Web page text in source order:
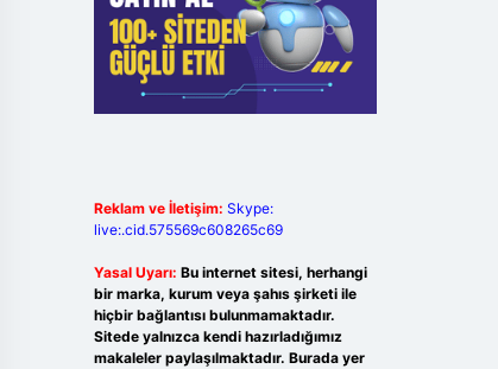
Reklam ve İletişim: Skype:
live:.cid.575569c608265c69
Yasal Uyarı: Bu internet sitesi, herhangi
bir marka, kurum veya şahıs şirketi ile
hiçbir bağlantısı bulunmamaktadır.
Sitede yalnızca kendi hazırladığımız
makaleler paylaşılmaktadır. Burada yer